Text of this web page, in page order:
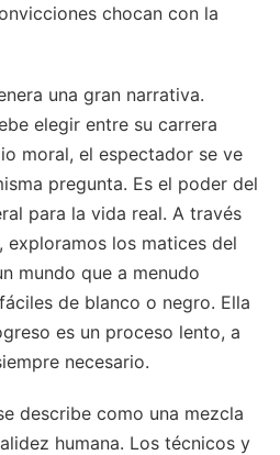
chocan con la
una gran narrativa.
elegir entre su carrera
moral, el espectador se ve
pregunta. Es el poder del
para la vida real. A través
exploramos los matices del
mundo que a menudo
de blanco o negro. Ella
es un proceso lento, a
necesario.
describe como una mezcla
humana. Los técnicos y